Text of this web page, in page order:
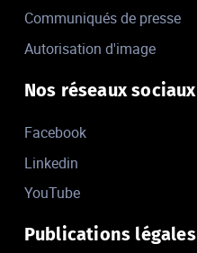
Communiqués de presse
Autorisation d'image
Nos réseaux sociaux
Facebook
Linkedin
YouTube
Publications légales